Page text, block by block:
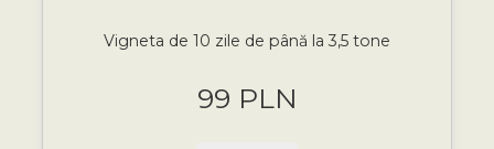
Vigneta de 10 zile de până la 3,5 tone
99 PLN